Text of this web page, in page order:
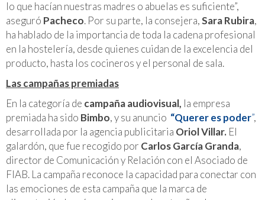
lo que hacían nuestras madres o abuelas es suficiente”,
aseguró Pacheco. Por su parte, la consejera,Sara Rubira,
ha hablado de la importancia de toda la cadena profesional
en la hostelería, desde quienes cuidan de la excelencia del
producto, hasta los cocineros y el personal de sala.
Las campañas premiadas
En la categoría de campaña audiovisual, la empresa
premiada ha sido Bimbo, y su anuncio “Querer es poder”,
desarrollada por la agencia publicitaria Oriol Villar. El
galardón, que fue recogido por Carlos García Granda,
director de Comunicación y Relación con el Asociado de
FIAB. La campaña reconoce la capacidad para conectar con
las emociones de esta campaña que la marca de